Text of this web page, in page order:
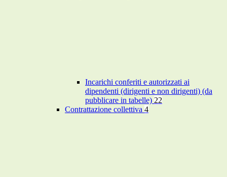
Incarichi conferiti e autorizzati ai
dipendenti (dirigenti e non dirigenti) (da
pubblicare in tabelle) 22
Contrattazione collettiva 4